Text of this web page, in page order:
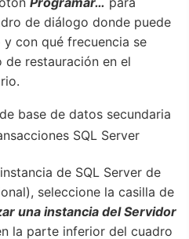
de diálogo donde puede
con qué frecuencia se
restauración en el
de SQL Server de
seleccione la casilla de
una instancia del Servidor
la parte inferior del cuadro